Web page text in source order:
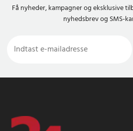
Få nyheder, kampagner og eksklusive
nyhedsbrev og SMS-